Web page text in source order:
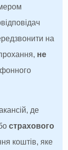
на
не
де
страхового
коштів, яке